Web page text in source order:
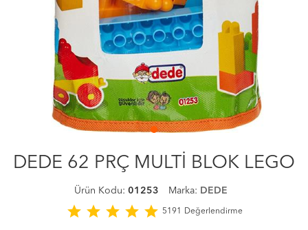
DEDE 62 PRÇ MULTİ BLOK LEGO
Ürün Kodu: 01253 Marka: DEDE
star star star star star 5191 Değerlendirme